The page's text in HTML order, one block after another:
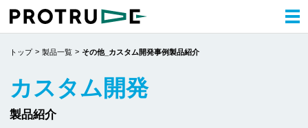
トップ 製品一覧 その他_カスタム開発事例製品紹介
カスタム開発
製品紹介